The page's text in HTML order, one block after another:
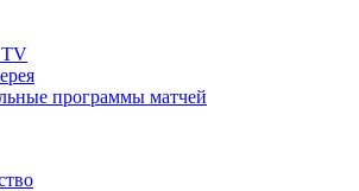
TV
программы матчей